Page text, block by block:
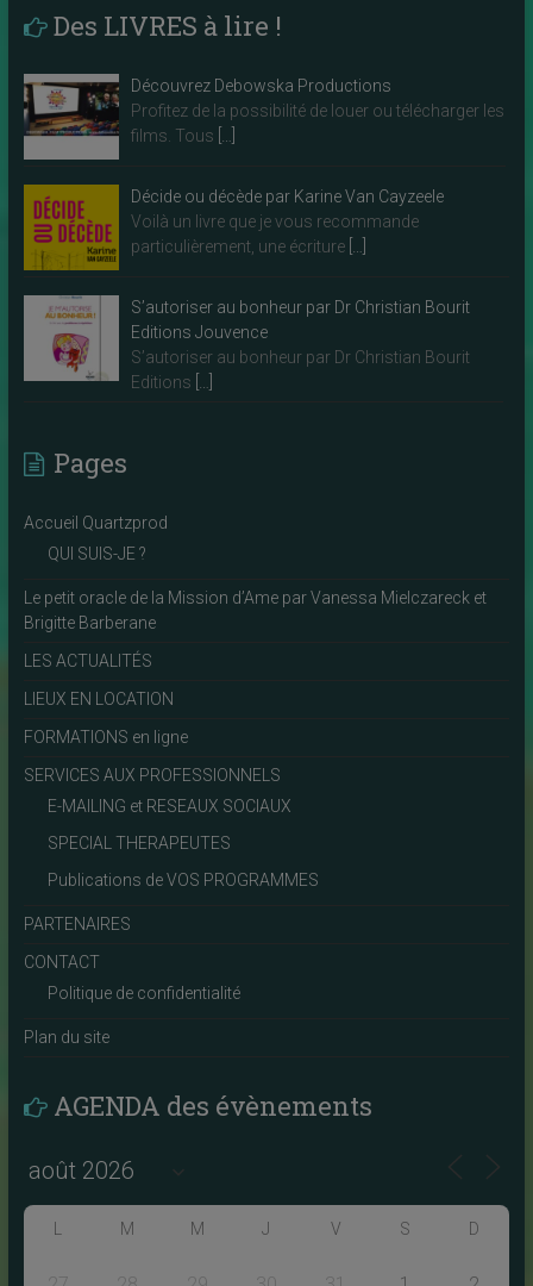
Des LIVRES à lire !
Découvrez Debowska Productions
Profitez de la possibilité de louer ou télécharger les
films. Tous
Décide ou décède par Karine Van Cayzeele
Voilà un livre que je vous recommande
particulièrement, une écriture
S’autoriser au bonheur par Dr Christian Bourit
Editions Jouvence
S’autoriser au bonheur par Dr Christian Bourit
Editions
Pages
Accueil Quartzprod
QUI SUIS-JE ?
Le petit oracle de la Mission d’Ame par Vanessa Mielczareck et
Brigitte Barberane
LES ACTUALITÉS
LIEUX EN LOCATION
FORMATIONS en ligne
SERVICES AUX PROFESSIONNELS
E-MAILING et RESEAUX SOCIAUX
SPECIAL THERAPEUTES
Publications de VOS PROGRAMMES
PARTENAIRES
CONTACT
Politique de confidentialité
Plan du site
AGENDA des évènements
M M J V S D